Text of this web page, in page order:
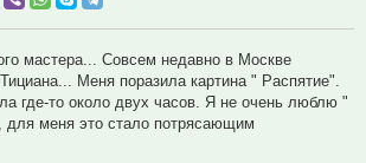
мастера... Совсем недавно в Москве
Меня поразила картина " Распятие".
где-то около двух часов. Я не очень люблю "
для меня это стало потрясающим